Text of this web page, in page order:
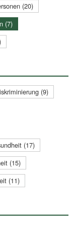
(20)
(7)
(9)
(17)
(15)
(11)